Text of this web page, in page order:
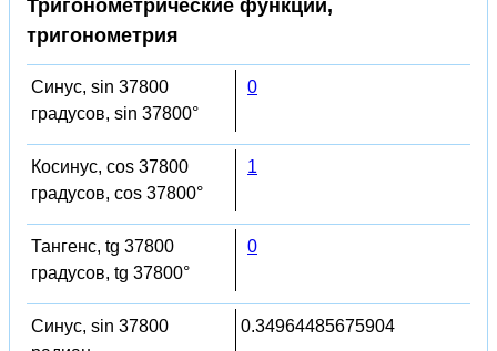
Тригонометрические функции,
тригонометрия
Синус, sin 37800
градусов, sin 37800°
0
Косинус, cos 37800
градусов, cos 37800°
1
Тангенс, tg 37800
градусов, tg 37800°
0
Синус, sin 37800
0.34964485675904